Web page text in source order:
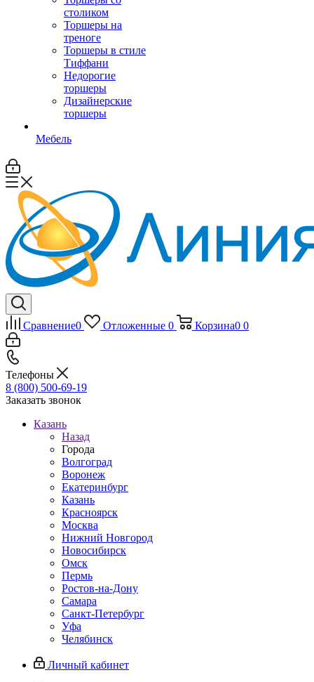
столиком
Торшеры на
треноге
Торшеры в стиле
Тиффани
Недорогие
торшеры
Дизайнерские
торшеры
Мебель
Сравнение0 Отложенные 0 Корзина0 0
Телефоны
8 (800) 500-69-19
Заказать звонок
Казань
Назад
Города
Волгоград
Воронеж
Екатеринбург
Казань
Красноярск
Москва
Нижний Новгород
Новосибирск
Омск
Пермь
Ростов-на-Дону
Самара
Санкт-Петербург
Уфа
Челябинск
Личный кабинет